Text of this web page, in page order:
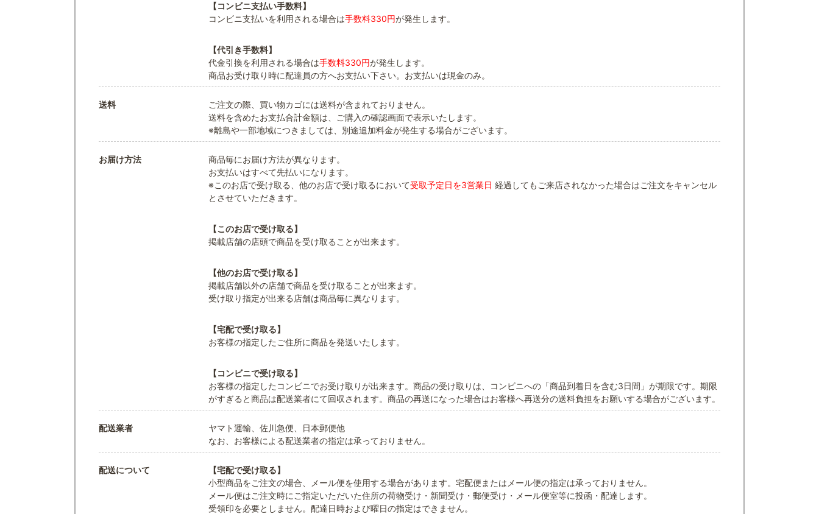
【コンビニ支払い手数料】
コンビニ支払いを利用される場合は手数料330円が発生します。
【代引き手数料】
代金引換を利用される場合は手数料330円が発生します。
商品お受け取り時に配達員の方へお支払い下さい。お支払いは現金のみ。
送料
ご注文の際、買い物カゴには送料が含まれておりません。
送料を含めたお支払合計金額は、ご購入の確認画面で表示いたします。
※離島や一部地域につきましては、別途追加料金が発生する場合がございます。
お届け方法
商品毎にお届け方法が異なります。
お支払いはすべて先払いになります。
※このお店で受け取る、他のお店で受け取るにおいて受取予定日を3営業日 経過してもご来店されなかった場合はご注文をキャンセル
とさせていただきます。
【このお店で受け取る】
掲載店舗の店頭で商品を受け取ることが出来ます。
【他のお店で受け取る】
掲載店舗以外の店舗で商品を受け取ることが出来ます。
受け取り指定が出来る店舗は商品毎に異なります。
【宅配で受け取る】
お客様の指定したご住所に商品を発送いたします。
【コンビニで受け取る】
お客様の指定したコンビニでお受け取りが出来ます。商品の受け取りは、コンビニへの「商品到着日を含む3日間」が期限です。期限
がすぎると商品は配送業者にて回収されます。商品の再送になった場合はお客様へ再送分の送料負担をお願いする場合がございます。
配送業者
ヤマト運輸、佐川急便、日本郵便他
なお、お客様による配送業者の指定は承っておりません。
配送について
【宅配で受け取る】
小型商品をご注文の場合、メール便を使用する場合があります。宅配便またはメール便の指定は承っておりません。
メール便はご注文時にご指定いただいた住所の荷物受け・新聞受け・郵便受け・メール便室等に投函・配達します。
受領印を必要としません。配達日時および曜日の指定はできません。